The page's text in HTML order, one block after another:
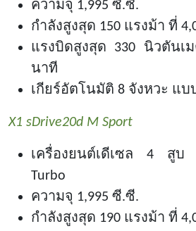
ความจุ 1,995 ซี.ซี.
กำลังสูงสุด 150 แรงม้า ที่
แรงบิดสูงสุด 330 นิวตันเ
นาที
เกียร์อัตโนมัติ 8 จังหวะ แบ
X1 sDrive20d M Sport
เครื่องยนต์เดีเซล 4 สูบ
Turbo
ความจุ 1,995 ซี.ซี.
กำลังสูงสุด 190 แรงม้า ที่